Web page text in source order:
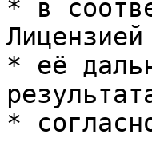
* в
* её
*